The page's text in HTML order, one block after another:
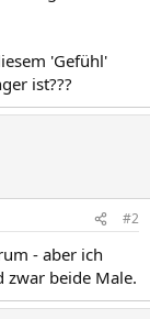
'Gefühl'
ist???
#2
- aber ich
zwar beide Male.